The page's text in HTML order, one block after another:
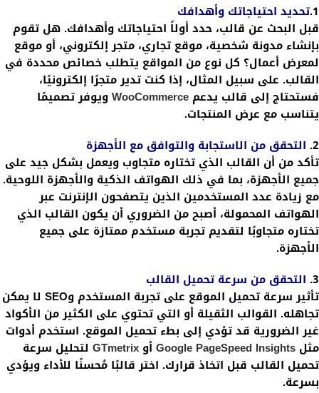
1.تحديد احتياجاتك وأهدافك
قبل البحث عن قالب، حدد أولاً احتياجاتك وأهدافك. هل تقوم
بإنشاء مدونة شخصية، موقع تجاري، متجر إلكتروني، أو موقع
لمعرض أعمال؟ كل نوع من المواقع يتطلب خصائص محددة في
القالب. على سبيل المثال، إذا كنت تدير متجرًا إلكترونيًا،
فستحتاج إلى قالب يدعم WooCommerceويوفر تصميمًا
يتناسب مع عرض المنتجات.
2. التحقق من الاستجابة والتوافق مع الأجهزة
تأكد من أن القالب الذي تختاره متجاوب ويعمل بشكل جيد على
جميع الأجهزة، بما في ذلك الهواتف الذكية والأجهزة اللوحية.
مع زيادة عدد المستخدمين الذين يتصفحون الإنترنت عبر
الهواتف المحمولة، أصبح من الضروري أن يكون القالب الذي
تختاره متجاوبًا لتقديم تجربة مستخدم ممتازة على جميع
الأجهزة.
3. التحقق من سرعة تحميل القالب
تأثير سرعة تحميل الموقع على تجربة المستخدم وSEO لا يمكن
تجاهله. القوالب الثقيلة أو التي تحتوي على الكثير من الأكواد
غير الضرورية قد تؤدي إلى بطء تحميل الموقع. استخدم أدوات
مثل Google PageSpeed Insights أو GTmetrix لتحليل سرعة
تحميل القالب قبل اتخاذ قرارك. اختر قالبًا مُحسنًا للأداء ويؤدي
بسرعة.